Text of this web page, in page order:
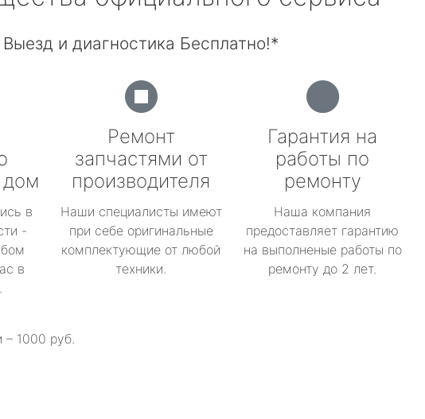
Выезд и диагностика Бесплатно!*
в
-
в
Ремонт
запчастями от
производителя
Наши специалисты имеют
при себе оригинальные
комплектующие от любой
техники.
Гарантия на
работы по
ремонту
Наша компания
предоставляет гарантию
на выполненые работы по
ремонту до 2 лет.
– 1000 руб.